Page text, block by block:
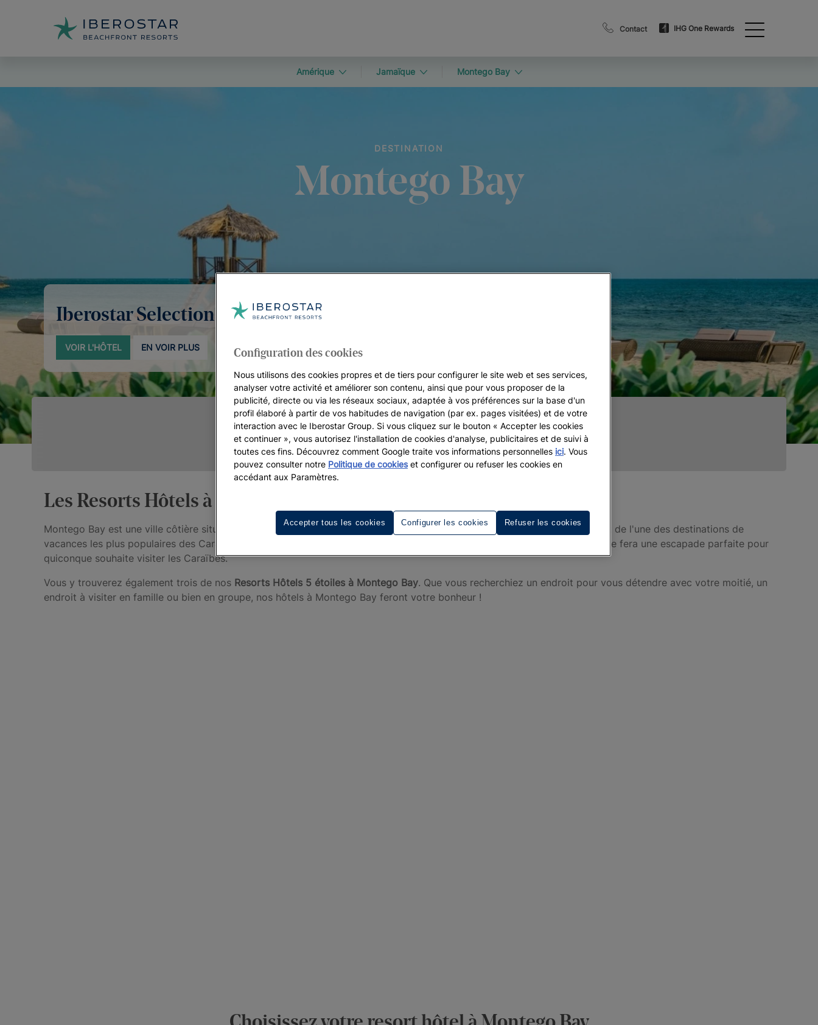
Contact IHG One Rewards
Amérique Jamaïque Montego Bay
DESTINATION
Montego Bay
Iberostar Selection Rose Hall Suites
VOIR L'HÔTEL EN VOIR PLUS
Les Resorts Hôtels à Montego Bay - Iberostar
Montego Bay est une ville côtière située sur la côte nord-ouest de la Jamaïque. Les locaux la nomment "Mobay", et il s'agit de l'une des destinations de
vacances les plus populaires des Caraïbes. Avec ses plages vierges et ses habitants très accueillants, cette ville pittoresque fera une escapade parfaite pour
quiconque souhaite visiter les Caraïbes.
Vous y trouverez également trois de nos Resorts Hôtels 5 étoiles à Montego Bay. Que vous recherchiez un endroit pour vous détendre avec votre moitié, un
endroit à visiter en famille ou bien en groupe, nos hôtels à Montego Bay feront votre bonheur !
Configuration des cookies
Nous utilisons des cookies propres et de tiers pour configurer le site web et ses services,
analyser votre activité et améliorer son contenu, ainsi que pour vous proposer de la
publicité, directe ou via les réseaux sociaux, adaptée à vos préférences sur la base d'un
profil élaboré à partir de vos habitudes de navigation (par ex. pages visitées) et de votre
interaction avec le Iberostar Group. Si vous cliquez sur le bouton « Accepter les cookies
et continuer », vous autorisez l'installation de cookies d'analyse, publicitaires et de suivi à
toutes ces fins. Découvrez comment Google traite vos informations personnelles ici. Vous
pouvez consulter notre Politique de cookieset configurer ou refuser les cookies en
accédant aux Paramètres.
Configurer les cookies Refuser les cookies
Accepter tous les cookies